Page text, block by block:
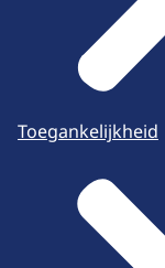
Toegankelijkheid